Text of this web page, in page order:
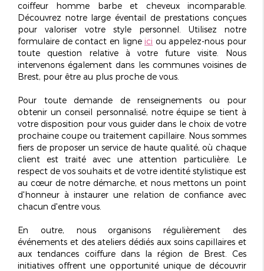
coiffeur homme barbe et cheveux
incomparable.
Découvrez notre large éventail de prestations conçues
pour valoriser votre style personnel. Utilisez notre
formulaire de contact en ligne ici ou appelez-nous pour
toute question relative à votre future visite. Nous
intervenons également dans les communes voisines de
Brest, pour être au plus proche de vous.
Pour toute demande de renseignements ou pour
obtenir un conseil personnalisé, notre équipe se tient à
votre disposition pour vous guider dans le choix de votre
prochaine coupe ou traitement capillaire. Nous sommes
fiers de proposer un service de haute qualité, où chaque
client est traité avec une attention particulière. Le
respect de vos souhaits et de votre identité stylistique est
au cœur de notre démarche, et nous mettons un point
d'honneur à instaurer une relation de confiance avec
chacun d'entre vous.
En outre, nous organisons régulièrement des
événements et des ateliers dédiés aux soins capillaires et
aux tendances coiffure dans la région de Brest. Ces
initiatives offrent une opportunité unique de découvrir